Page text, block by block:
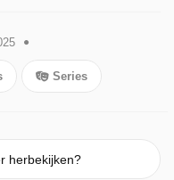
Series
herbekijken?